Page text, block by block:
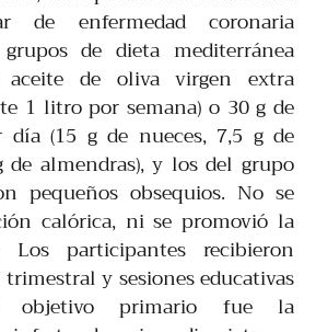
de enfermedad coronaria
de dieta mediterránea
aceite de oliva virgen extra
1 litro por semana) o 30 g de
día (15 g de nueces, 7,5 g de
de almendras), y los del grupo
pequeños obsequios. No se
calórica, ni se promovió la
Los participantes recibieron
y sesiones educativas
primario fue la